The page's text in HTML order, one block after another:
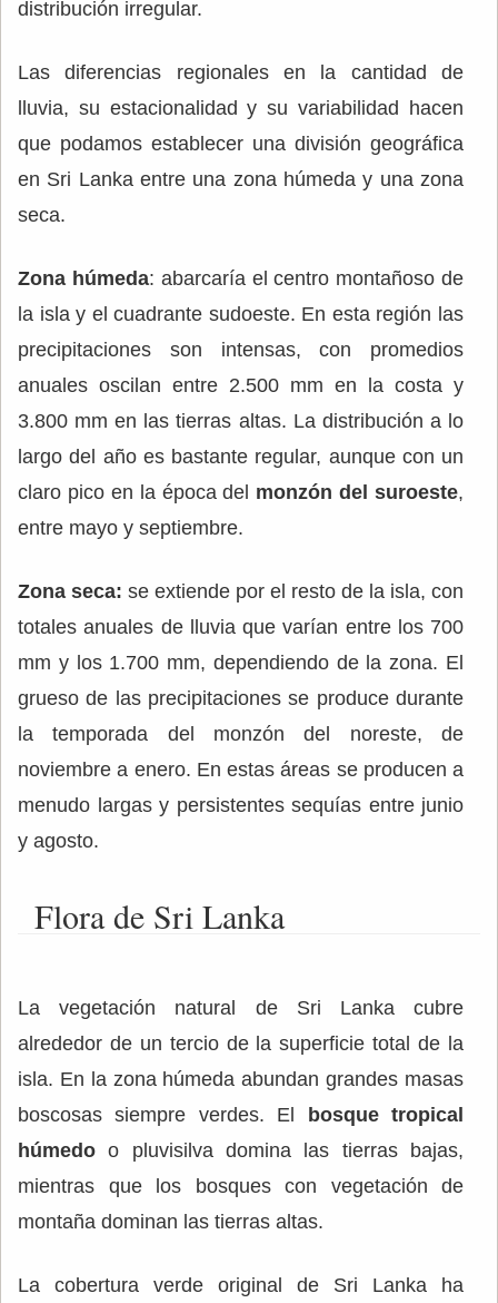
distribución irregular.
Las diferencias regionales en la cantidad de
lluvia, su estacionalidad y su variabilidad hacen
que podamos establecer una división geográfica
en Sri Lanka entre una zona húmeda y una zona
seca.
Zona húmeda: abarcaría el centro montañoso de
la isla y el cuadrante sudoeste. En esta región las
precipitaciones son intensas, con promedios
anuales oscilan entre 2.500 mm en la costa y
3.800 mm en las tierras altas. La distribución a lo
largo del año es bastante regular, aunque con un
claro pico en la época del monzón del suroeste,
entre mayo y septiembre.
Zona seca: se extiende por el resto de la isla, con
totales anuales de lluvia que varían entre los 700
mm y los 1.700 mm, dependiendo de la zona. El
grueso de las precipitaciones se produce durante
la temporada del monzón del noreste, de
noviembre a enero. En estas áreas se producen a
menudo largas y persistentes sequías entre junio
y agosto.
Flora de Sri Lanka
La vegetación natural de Sri Lanka cubre
alrededor de un tercio de la superficie total de la
isla. En la zona húmeda abundan grandes masas
boscosas siempre verdes. El bosque tropical
húmedo o pluvisilva domina las tierras bajas,
mientras que los bosques con vegetación de
montaña dominan las tierras altas.
La cobertura verde original de Sri Lanka ha